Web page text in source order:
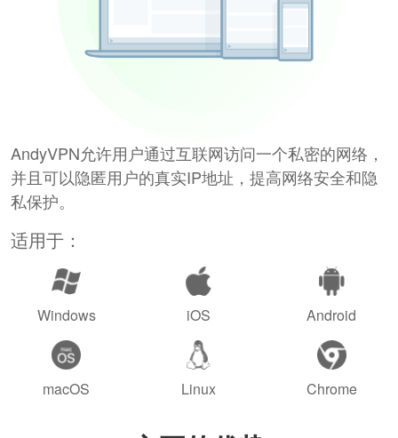
AndyVPN允许用户通过互联网访问一个私密的网络，
并且可以隐匿用户的真实IP地址，提高网络安全和隐
私保护。
适用于：
Windows iOS Android
macOS Linux Chrome